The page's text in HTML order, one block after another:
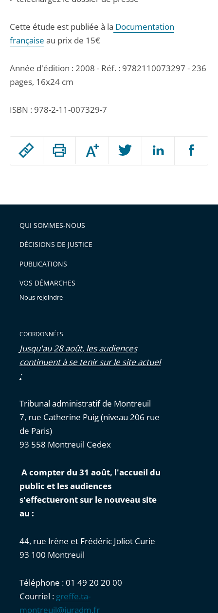
Passer
arriver
après
Augmenter
ou
l'article
pour
avant
Cette étude est publiée à la Documentation
française au prix de 15€
Année d'édition : 2008 - Réf. : 9782110073297 - 236
pages, 16x24 cm
ISBN : 978-2-11-007329-7
QUI SOMMES-NOUS
DÉCISIONS DE JUSTICE
PUBLICATIONS
VOS DÉMARCHES
Nous rejoindre
COORDONNÉES
Jusqu'au 28 août, les audiences
continuent à se tenir sur le site actuel
:
Tribunal administratif de Montreuil
7, rue Catherine Puig (niveau 206 rue
de Paris)
93 558 Montreuil Cedex
A compter du 31 août, l'accueil du
public et les audiences
s'effectueront sur le nouveau site
au :
44, rue Irène et Frédéric Joliot Curie
93 100 Montreuil
Téléphone : 01 49 20 20 00
Courriel : greffe.ta-
montreuil@juradm.fr